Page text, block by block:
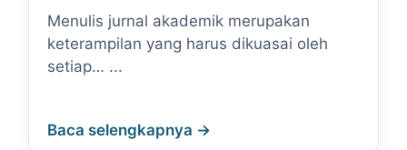
Menulis jurnal akademik merupakan
keterampilan yang harus dikuasai oleh
setiap… ...
Baca selengkapnya →